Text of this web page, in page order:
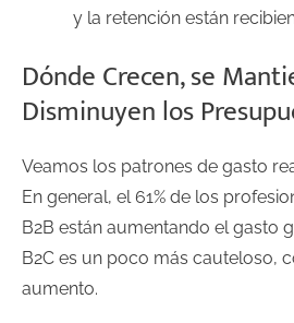
y la retención están
Dónde Crecen, se
Disminuyen los
Veamos los patrones de gasto
En general, el 61% de los
B2B están aumentando el gasto
B2C es un poco más cauteloso,
aumento.